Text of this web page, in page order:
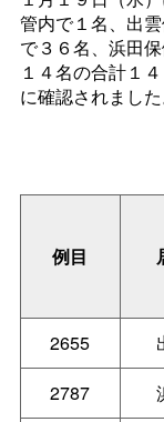
管内で１名、出
で３６名、浜田
１４名の合計１
に確認されました
例目
2655
2787